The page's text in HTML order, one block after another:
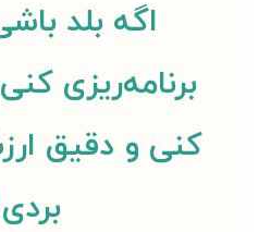
اگه بلد
برنامه‌ریزی
کنی و دقیق